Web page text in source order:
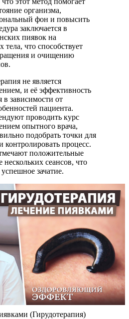
организма,
фон и повысить
заключается в
пиявок на
тела, что способствует
и очищению
не является
и её эффективность
в зависимости от
пациента.
проводить курс
опытного врача,
подобрать точки для
контролировать процесс.
положительные
сеансов, что
зачатие.
(Гирудотерапия)